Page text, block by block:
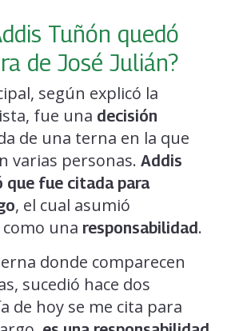
Tuñón quedó
de José Julián?
según explicó la
fue una decisión
de una terna en la que
varias personas. Addis
que fue citada para
, el cual asumió
una responsabilidad.
donde comparecen
sucedió hace dos
de hoy se me cita para